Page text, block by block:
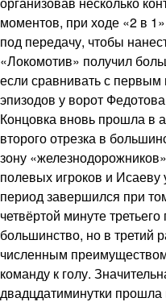
моментов, при ходе «2 в
под передачу, чтобы
«Локомотив» получил
если сравнивать с
эпизодов у ворот
Концовка вновь прошла в
второго отрезка в
зону
полевых игроков и Исаеву
период завершился при
четвёртой минуте
большинство, но в третий
численным
команду к голу.
двадцдатиминутки прошла